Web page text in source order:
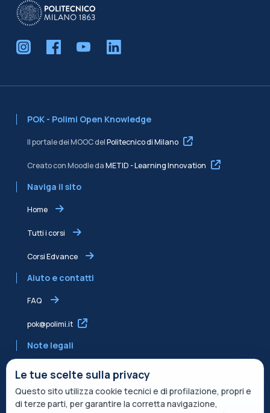
POK - Polimi Open Knowledge
Il portale dei MOOC delPolitecnico di Milano
Creato con Moodle daMETID - Learning Innovation
Naviga il sito
Home
Tutti i corsi
Corsi Edvance
Aiuto e contatti
FAQ
pok@polimi.it
Note legali
Informativa condivisa Edvance per il trattamento dei dati
Le tue scelte sulla privacy
Questo sito utilizza cookie tecnici e di profilazione, propri e
di terze parti, per garantire la corretta navigazione,